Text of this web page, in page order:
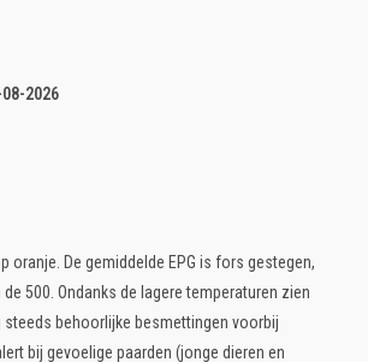
2026
oranje. De gemiddelde EPG is fors gestegen,
500. Ondanks de lagere temperaturen zien
steeds behoorlijke besmettingen voorbij
bij gevoelige paarden (jonge dieren en